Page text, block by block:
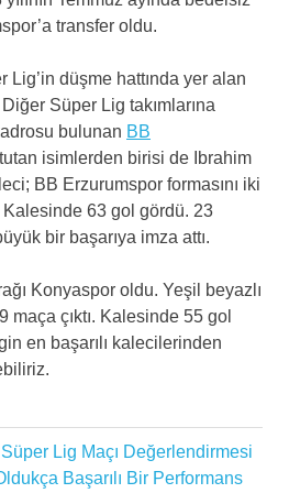
transfer oldu.
Lig’in düşme hattında yer alan
Süper Lig takımlarına
bulunan BB
isimlerden birisi de Ibrahim
BB Erzurumspor formasını iki
63 gol gördü. 23
bir başarıya imza attı.
Konyaspor oldu. Yeşil beyazlı
maça çıktı. Kalesinde 55 gol
en başarılı kalecilerinden
Lig Maçı Değerlendirmesi
Başarılı Bir Performans